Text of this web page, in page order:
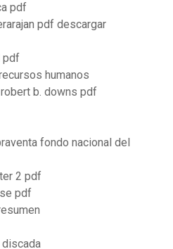
pdf
pdf descargar
pdf
humanos
b. downs pdf
fondo nacional del
2 pdf
pdf
discada